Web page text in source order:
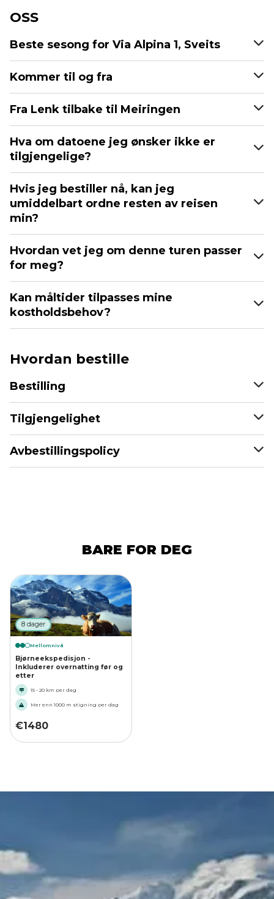
OSS
Beste sesong for Via Alpina 1, Sveits
Kommer til og fra
Fra Lenk tilbake til Meiringen
Hva om datoene jeg ønsker ikke er
tilgjengelige?
Hvis jeg bestiller nå, kan jeg
umiddelbart ordne resten av reisen
min?
Hvordan vet jeg om denne turen passer
for meg?
Kan måltider tilpasses mine
kostholdsbehov?
Hvordan bestille
Bestilling
Tilgjengelighet
Avbestillingspolicy
BARE FOR DEG
8 dager
Mellomnivå
Bjørneekspedisjon -
Inkluderer overnatting før og
etter
15 - 20 km per dag
Mer enn 1000 m stigning per dag
€1480